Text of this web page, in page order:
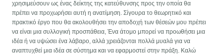
χρησιμεύσουν ως ένας δείκτης της κατεύθυνσης προς την οποία θα
πρέπει να προχωρήσει αυτή η ανατίμηση. Σίγουρα το θεωρητικό και
πρακτικό έργο που θα ακολουθήσει την αποδοχή των θέσεών μου πρέπει
να είναι μια συλλογική προσπάθεια, Ένα άτομο μπορεί να προωθήσει μια
ιδέα ή να υψώσει ένα λάβαρο, αλλά χρειάζονται πολλά μυαλά για να
αναπτυχθεί μια ιδέα σε σύστημα και να εφαρμοστεί στην πράξη. Καλώ